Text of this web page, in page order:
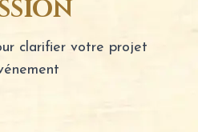
clarifier votre projet